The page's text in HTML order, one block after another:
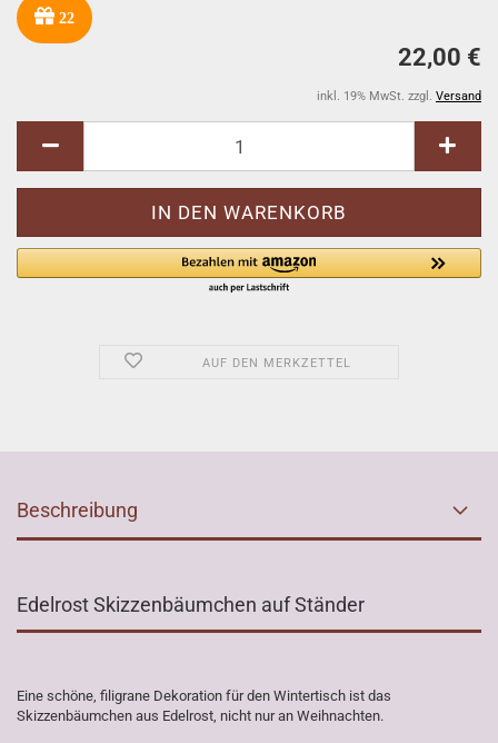
22
22,00 €
inkl. 19% MwSt. zzgl. Versand
AUF DEN MERKZETTEL
Beschreibung
Edelrost Skizzenbäumchen auf Ständer
Eine schöne, filigrane Dekoration für den Wintertisch ist das
Skizzenbäumchen aus Edelrost, nicht nur an Weihnachten.